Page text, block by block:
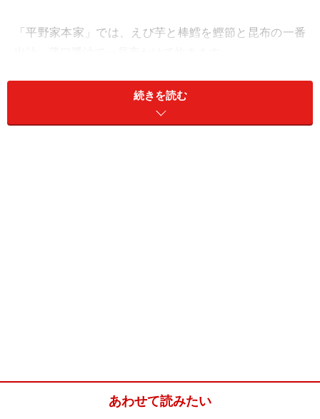
「平野家本家」では、えび芋と棒鱈を鰹節と昆布の一番
えび芋から出る灰汁が、カチカチの棒鱈を柔らかくし、
棒鱈から出る膠質がえび芋を包み込み煮崩れを防ぎま
円）などの御膳がおすすめです。
続きを読む
あわせて読みたい